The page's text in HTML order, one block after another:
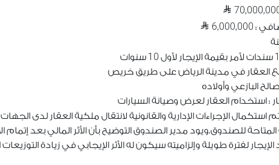
:
6,000,000
سندات لأمر بقيمة الإيجار لأول 10 سنوات
العقار في مدينة الرياض على طريق خريص
البازعي وأولاده
: استخدام العقار لعرض وصيانة السيارات
استكمال الإجراءات الإدارية والقانونية لانتقال ملكية العقار لدى
المتاحة للصندوق.ويود مدير الصندوق التوضيح بأن الأثر المالي بعد
لفترة طويلة وإلزاميته سيكون له الأثر الإيجابي في زيادة